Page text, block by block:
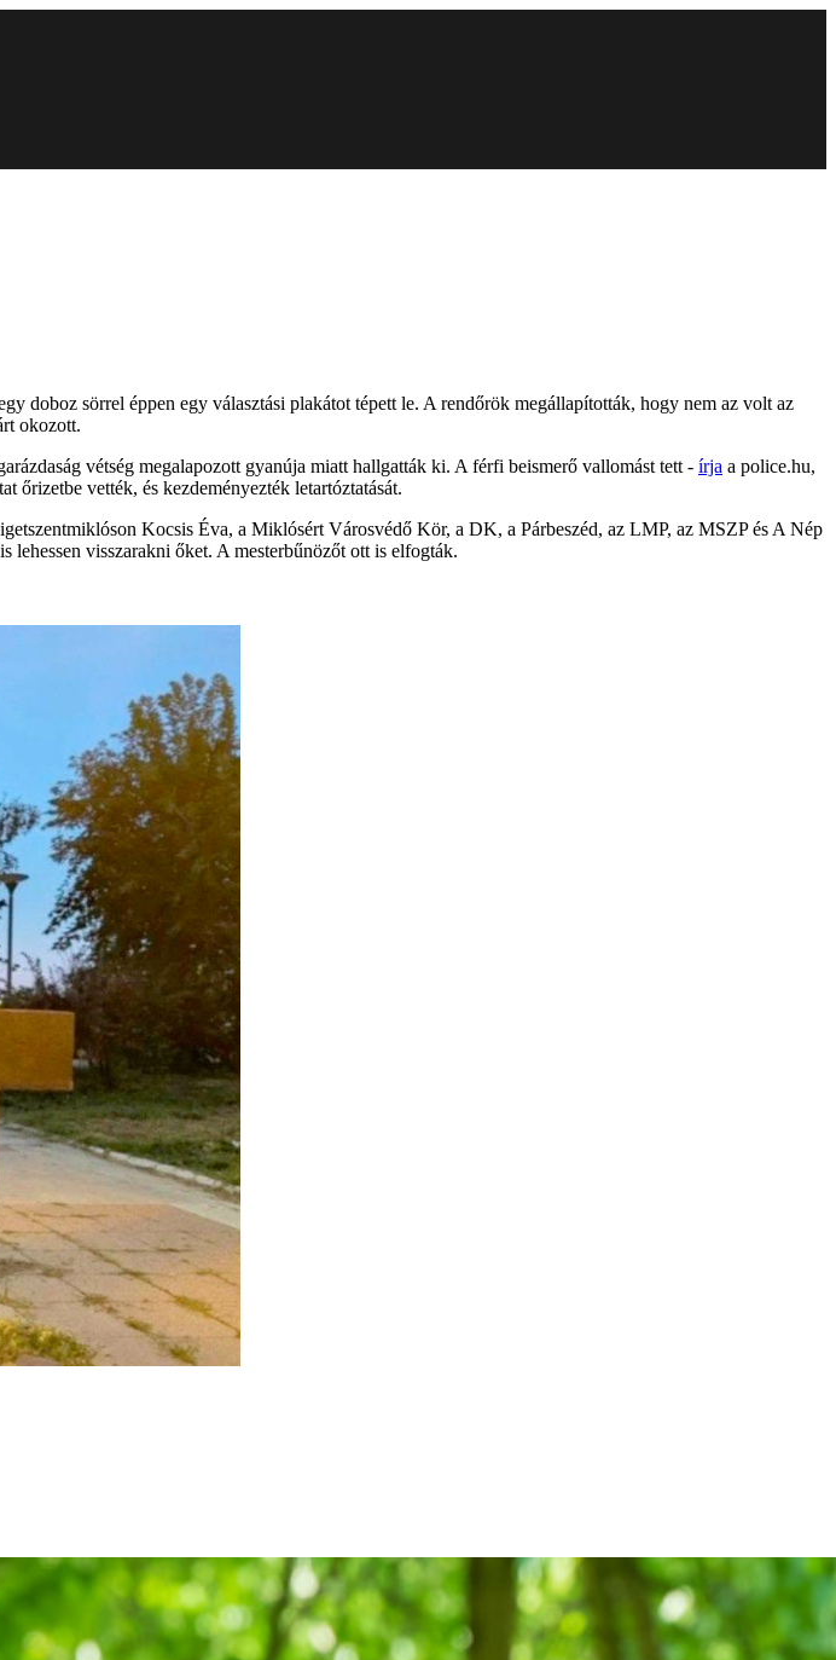
doboz sörrel éppen egy választási plakátot tépett le. A rendőrök megállapították, hogy nem az volt az
okozott.
vétség megalapozott gyanúja miatt hallgatták ki. A férfi beismerő vallomást tett - írja a police.hu,
őrizetbe vették, és kezdeményezték letartóztatását.
Kocsis Éva, a Miklósért Városvédő Kör, a DK, a Párbeszéd, az LMP, az MSZP és A Nép
lehessen visszarakni őket. A mesterbűnözőt ott is elfogták.